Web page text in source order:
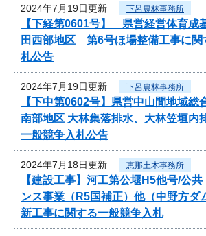
2024年7月19日更新 下呂農林事務所
【下経第0601号】 県営経営体育
田西部地区 第6号ほ場整備工事に関
札公告
2024年7月19日更新 下呂農林事務所
【下中第0602号】県営中山間地域
南部地区 大林集落排水、大林笠垣内
一般競争入札公告
2024年7月18日更新 恵那土木事務所
【建設工事】河工第公堰H5他号/公
ンス事業（R5国補正）他（中野方ダ
新工事に関する一般競争入札